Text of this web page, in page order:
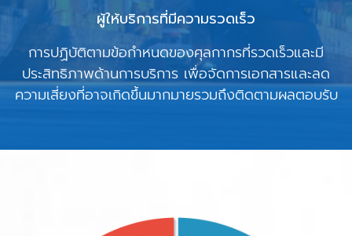
ผู้ให้บริการที่มีความรวดเร็ว
การปฏิบัติตามข้อกำหนดของศุลกากรที่รวดเร็วและมี
ประสิทธิภาพด้านการบริการ เพื่อจัดการเอกสารและลด
ความเสี่ยงที่อาจเกิดขึ้นมากมายรวมถึงติดตามผลตอบรับ